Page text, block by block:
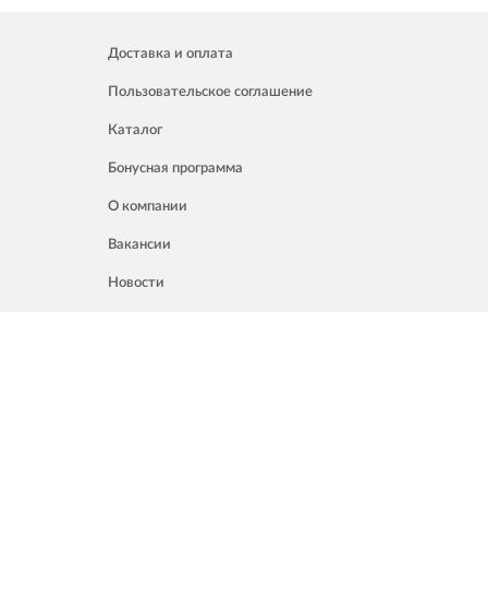
Доставка и оплата
Пользовательское соглашение
Каталог
Бонусная программа
О компании
Вакансии
Новости